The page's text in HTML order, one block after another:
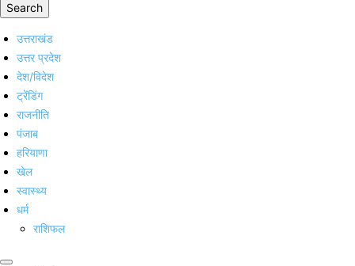
Search
उत्तराखंड
उत्तर प्रदेश
देश/विदेश
ट्रेंडिंग
राजनीति
पंजाब
हरियाणा
खेल
स्वास्थ्य
धर्म
राशिफल